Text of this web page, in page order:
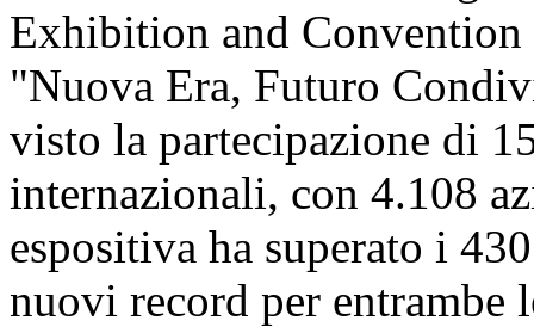
Exhibition and Convention
"Nuova Era, Futuro
visto la partecipazione di
internazionali, con 4.108
espositiva ha superato i
nuovi record per entrambe